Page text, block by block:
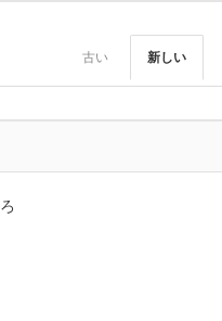
新しい
古い